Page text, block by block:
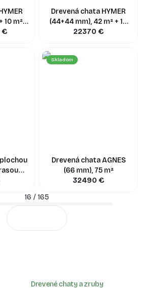
10 m²
€
Drevená chata HYMER
(44+44 mm), 42 m² + 10
m² terasa
22370 €
42
Skladom
Drevená chata AGNES
(66 mm), 75 m²
32490 €
16 / 165
Drevené chaty a zruby